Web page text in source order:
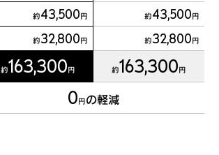
約43,500円 約43,500円
約32,800円 約32,800円
約163,300円 約163,300円
0円の軽減